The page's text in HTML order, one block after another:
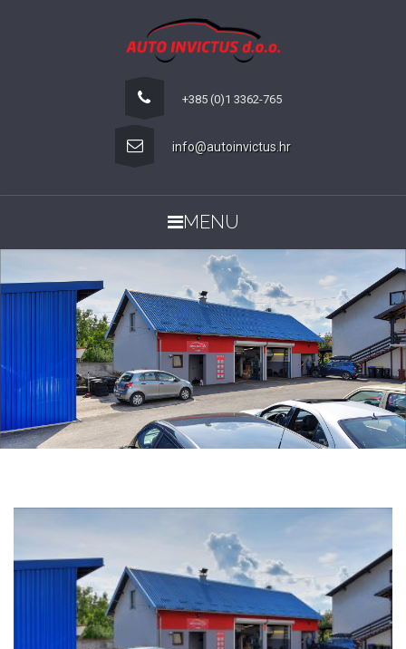
+385 (0)1 3362-765
info@autoinvictus.hr
MENU